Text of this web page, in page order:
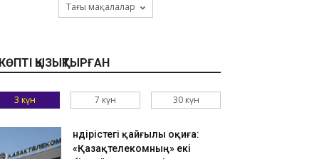
10:26
қамауға алынды
ескекшілер Азия чемпионатын
алтын медальмен аяқтады
Тағы мақалалар
КӨПТІ ҚЫЗЫҚТЫРҒАН
3 күн 7 күн 30 күн
Өндірістегі қайғылы оқиға:
«Қазақтелекомның» екі